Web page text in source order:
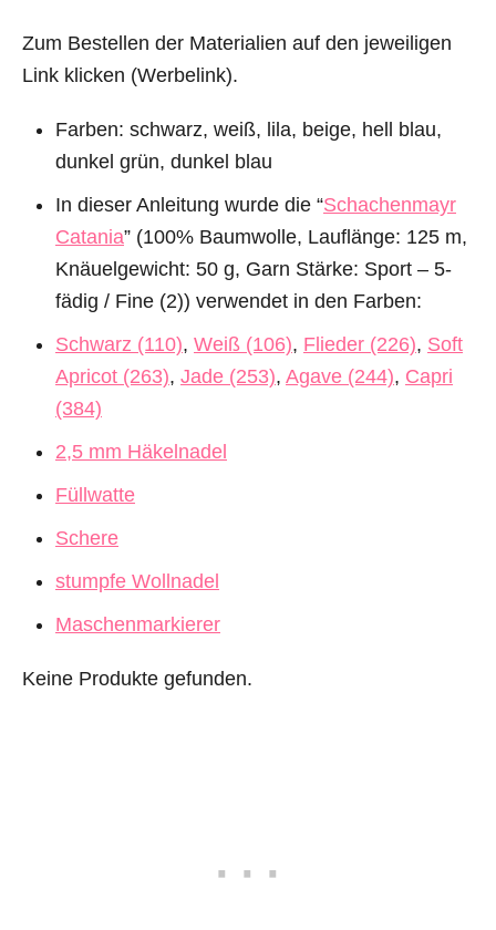
Zum Bestellen der Materialien auf den jeweiligen
Link klicken (Werbelink).
Farben: schwarz, weiß, lila, beige, hell blau,
dunkel grün, dunkel blau
In dieser Anleitung wurde die “Schachenmayr
Catania” (100% Baumwolle, Lauflänge: 125 m,
Knäuelgewicht: 50 g, Garn Stärke: Sport – 5-
fädig / Fine (2)) verwendet in den Farben:
Schwarz (110), Weiß (106), Flieder (226), Soft
Apricot (263), Jade (253), Agave (244), Capri
(384)
2,5 mm Häkelnadel
Füllwatte
Schere
stumpfe Wollnadel
Maschenmarkierer
Keine Produkte gefunden.